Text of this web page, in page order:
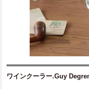
ワインクーラー.Guy